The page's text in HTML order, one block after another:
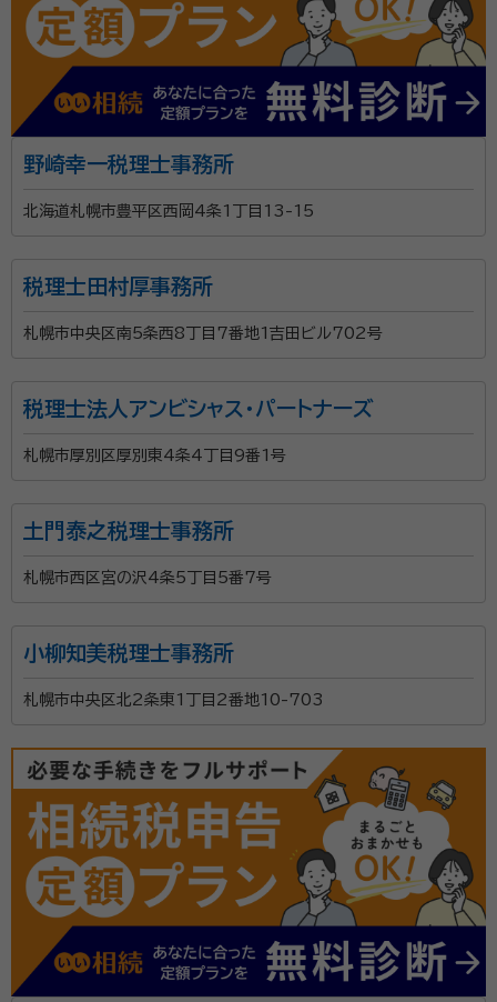
野崎幸一税理士事務所
北海道札幌市豊平区西岡4条1丁目13-15
税理士田村厚事務所
札幌市中央区南5条西8丁目7番地1吉田ビル702号
税理士法人アンビシャス・パートナーズ
札幌市厚別区厚別東4条4丁目9番1号
土門泰之税理士事務所
札幌市西区宮の沢4条5丁目5番7号
小柳知美税理士事務所
札幌市中央区北2条東1丁目2番地10-703